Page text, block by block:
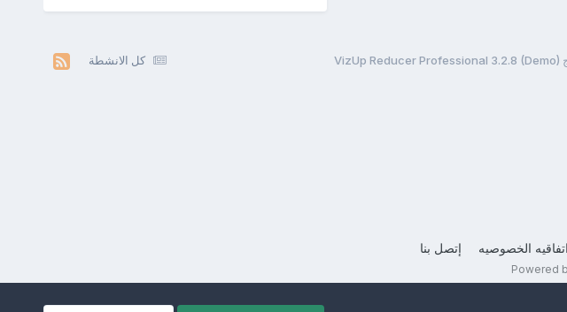
كل الانشطة
اتفاقيه الخصوصيه إتصل بنا
Powered